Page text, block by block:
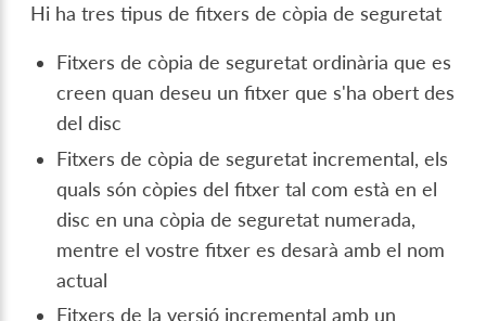
Hi ha tres tipus de fitxers de còpia de seguretat
Fitxers de còpia de seguretat ordinària que es
creen quan deseu un fitxer que s'ha obert des
del disc
Fitxers de còpia de seguretat incremental, els
quals són còpies del fitxer tal com està en el
disc en una còpia de seguretat numerada,
mentre el vostre fitxer es desarà amb el nom
actual
Fitxers de la versió incremental amb un